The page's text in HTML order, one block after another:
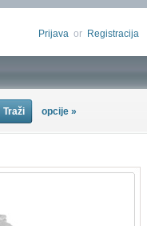
Prijava or Registracija
opcije »